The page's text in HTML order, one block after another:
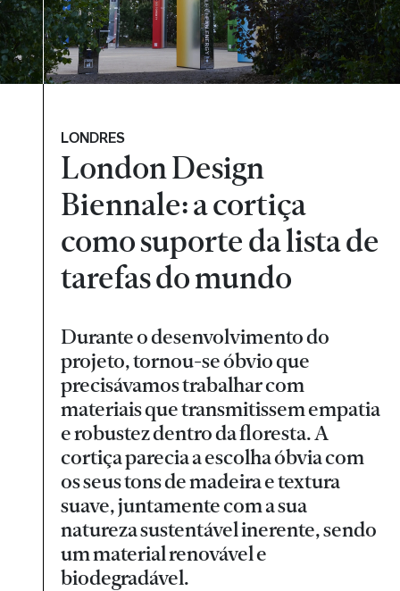
LONDRES
London Design
Biennale: a cortiça
como suporte da lista de
tarefas do mundo
Durante o desenvolvimento do
projeto, tornou-se óbvio que
precisávamos trabalhar com
materiais que transmitissem empatia
e robustez dentro da floresta. A
cortiça parecia a escolha óbvia com
os seus tons de madeira e textura
suave, juntamente com a sua
natureza sustentável inerente, sendo
um material renovável e
biodegradável.